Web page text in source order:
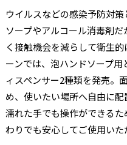
ウイルスなどの感染予防対
ソープやアルコール消毒剤
く接触機会を減らして衛生
ーンでは、泡ハンドソープ
ィスペンサー2種類を発売。
め、使いたい場所へ自由に
濡れた手でも操作ができる
わりでも安心してご使用いた